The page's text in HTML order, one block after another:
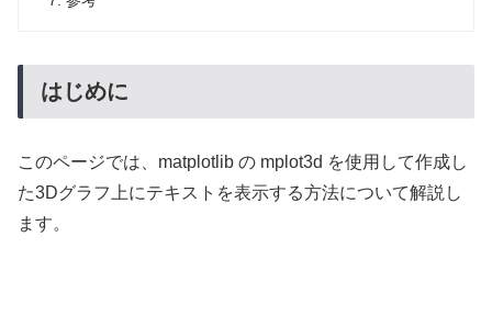
はじめに
このページでは、matplotlib の mplot3d を使用して作成し
た3Dグラフ上にテキストを表示する方法について解説し
ます。